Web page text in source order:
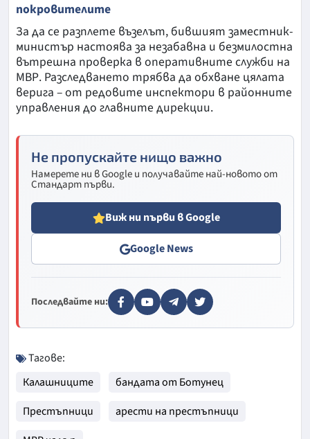
покровителите
За да се разплете възелът, бившият заместник-
министър настоява за незабавна и безмилостна
вътрешна проверка в оперативните служби на
МВР. Разследването трябва да обхване цялата
верига – от редовите инспектори в районните
управления до главните дирекции.
Не пропускайте нищо важно
Намерете ни в Google и получавайте най-новото от
Стандарт първи.
Виж ни първи в Google
Google News
Последвайте ни:
Тагове:
Калашниците
бандата от Ботунец
Престъпници
арести на престъпници